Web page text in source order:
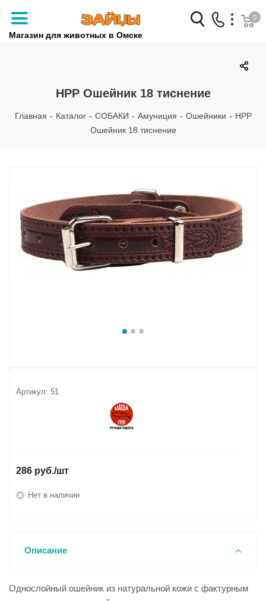
Магазин для животных в Омске
Заказать звонок
+7 (3812) 79-04-04
+7 (950) 959-88-32
0
НРР Ошейник 18 тиснение
Главная - Каталог - СОБАКИ - Амуниция - Ошейники - НРР
Ошейник 18 тиснение
Артикул: 51
286 руб./шт
Нет в наличии
Описание
Однослойный ошейник из натуральной кожи с фактурным